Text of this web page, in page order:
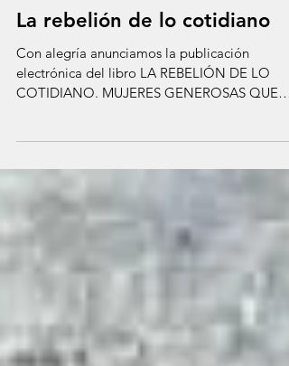
La rebelión de lo cotidiano
Con alegría anunciamos la publicación
COTIDIANO. MUJERES GENEROSAS QUE